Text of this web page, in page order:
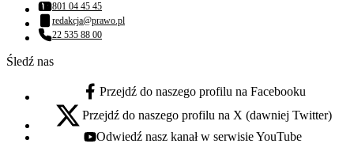
Numer telefonu:
801 04 45 45
Adres email:
redakcja@prawo.pl
Numer telefonu:
22 535 88 00
Śledź nas
facebook - otwiera się w nowej karcie
Przejdź do naszego profilu na Facebooku
x - otwiera się w nowej karcie
Przejdź do naszego profilu na X (dawniej Twitter)
youtube - otwiera się w nowej karcie
Odwiedź nasz kanał w serwisie YouTube